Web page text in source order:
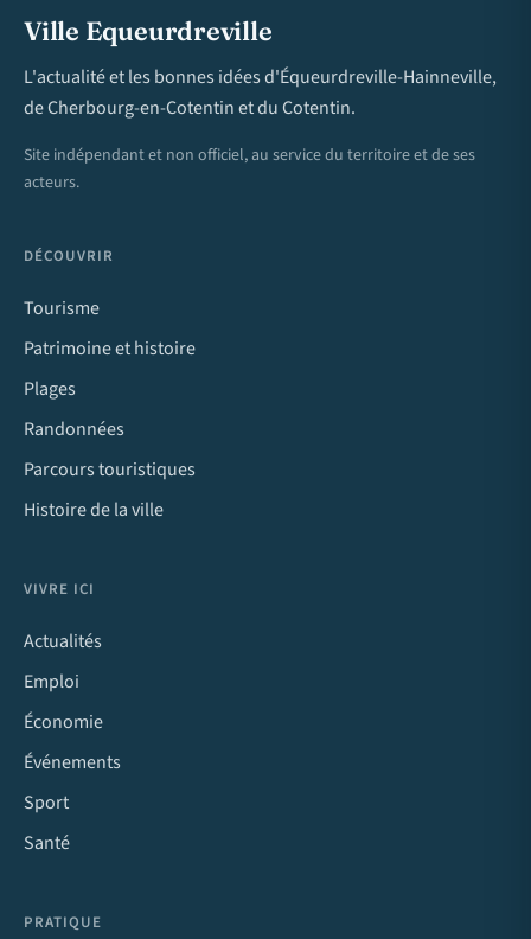
Ville Equeurdreville
L'actualité et les bonnes idées d'Équeurdreville-Hainneville,
de Cherbourg-en-Cotentin et du Cotentin.
Site indépendant et non officiel, au service du territoire et de ses
acteurs.
DÉCOUVRIR
Tourisme
Patrimoine et histoire
Plages
Randonnées
Parcours touristiques
Histoire de la ville
VIVRE ICI
Actualités
Emploi
Économie
Événements
Sport
Santé
PRATIQUE